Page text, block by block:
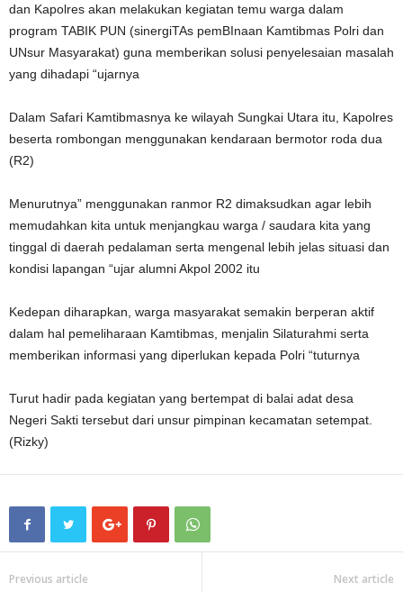
dan Kapolres akan melakukan kegiatan temu warga dalam
program TABIK PUN (sinergiTAs pemBInaan Kamtibmas Polri dan
UNsur Masyarakat) guna memberikan solusi penyelesaian masalah
yang dihadapi “ujarnya
Dalam Safari Kamtibmasnya ke wilayah Sungkai Utara itu, Kapolres
beserta rombongan menggunakan kendaraan bermotor roda dua
(R2)
Menurutnya” menggunakan ranmor R2 dimaksudkan agar lebih
memudahkan kita untuk menjangkau warga / saudara kita yang
tinggal di daerah pedalaman serta mengenal lebih jelas situasi dan
kondisi lapangan “ujar alumni Akpol 2002 itu
Kedepan diharapkan, warga masyarakat semakin berperan aktif
dalam hal pemeliharaan Kamtibmas, menjalin Silaturahmi serta
memberikan informasi yang diperlukan kepada Polri “tuturnya
Turut hadir pada kegiatan yang bertempat di balai adat desa
Negeri Sakti tersebut dari unsur pimpinan kecamatan setempat.
(Rizky)
Previous article Next article